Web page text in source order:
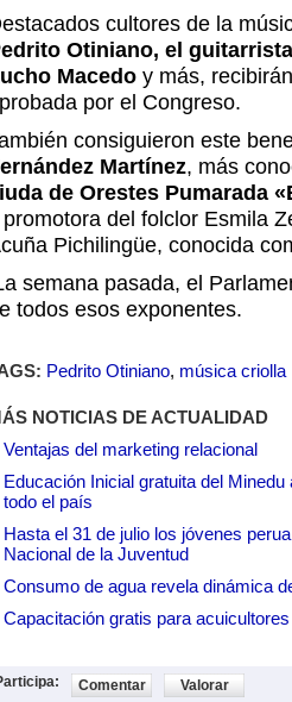
cultores de la
Otiniano, el
Macedo y más,
por el Congreso.
consiguieron este
Martínez, más
de Orestes Pumarada
del folclor Esmila
Pichilingüe, conocida
semana pasada, el
todos esos exponentes.
Pedrito Otiniano, música criolla
NOTICIAS DE ACTUALIDAD
Ventajas del marketing relacional
Educación Inicial gratuita del
todo el país
Hasta el 31 de julio los jóvenes
Nacional de la Juventud
Consumo de agua revela dinámica
Capacitación gratis para
Comentar Valorar